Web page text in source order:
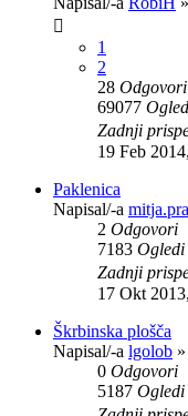
1
2
28 Odgovori
69077
Zadnji
19 Feb
Paklenica
Napisal/-a
2 Odgovori
7183 Ogledi
Zadnji
17 Okt
Škrbinska plošča
Napisal/-a lgolob »
0 Odgovori
5187 Ogledi